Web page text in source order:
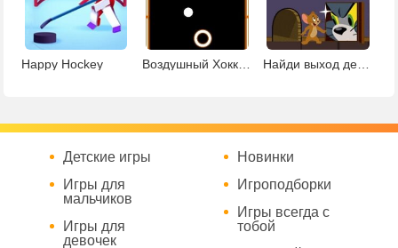
Happy Hockey Воздушный Хоккей Найди выход детская
Детские игры
Игры для
мальчиков
Игры для
девочек
Новинки
Игроподборки
Игры всегда с
тобой